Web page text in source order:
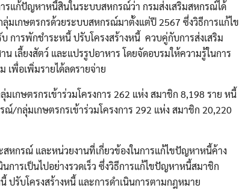
แก้ปัญหาหนี้สินในระบบสหกรณ์ว่า กรมส่งเสริมสหกรณ์ได้
กษตรกรด้วยระบบสหกรณ์มาตั้งแต่ปี 2567 ซึ่งวิธีการแก้ไข
ารพักชำระหนี้ ปรับโครงสร้างหนี้ ควบคู่กับการส่งเสริม
ลี้ยงสัตว์ และแปรรูปอาหาร โดยจัดอบรมให้ความรู้ในการ
เพื่อเพิ่มรายได้ลดรายจ่าย
เกษตรกรเข้าร่วมโครงการ 262 แห่ง สมาชิก 8,198 ราย หนี้
/กลุ่มเกษตรกรเข้าร่วมโครงการ 292 แห่ง สมาชิก 20,220
สหกรณ์ และหน่วยงานที่เกี่ยวข้องในการแก้ไขปัญหาหนี้ค้าง
ารเป็นไปอย่างรวดเร็ว ซึ่งวิธีการแก้ไขปัญหาหนี้สมาชิก
รับโครงสร้างหนี้ และการดำเนินการตามกฎหมาย